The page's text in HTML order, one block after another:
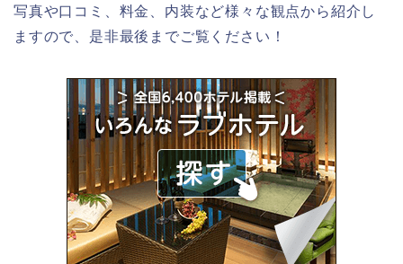
写真や口コミ、料金、内装など様々な観点から紹介し
ますので、是非最後までご覧ください！